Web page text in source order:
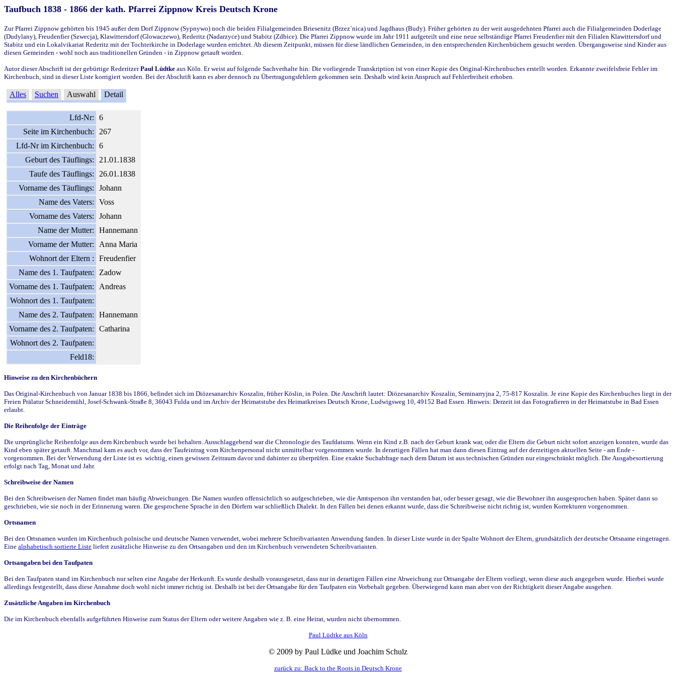
Taufbuch 1838 - 1866 der kath. Pfarrei Zippnow Kreis Deutsch Krone
Zur Pfarrei Zippnow gehörten bis 1945 außer dem Dorf Zippnow (Sypnywo) noch die beiden Filialgemeinden Briesenitz (Brzez`nica) und Jagdhaus (Budy). Früher gehörten zu der weit ausgedehnten Pfarrei auch die Filialgemeinden Doderlage
(Dudylany), Freudenfier (Szwecja), Klawittersdorf (Glowaczewo), Rederitz (Nadarzyce) und Stabitz (Zdbice). Die Pfarrei Zippnow wurde im Jahr 1911 aufgeteilt und eine neue selbständige Pfarrei Freudenfier mit den Filialen Klawittersdorf und
Stabitz und ein Lokalvikariat Rederitz mit der Tochterkirche in Doderlage wurden errichtet. Ab diesem Zeitpunkt, müssen für diese ländlichen Gemeinden, in den entsprechenden Kirchenbüchern gesucht werden. Übergangsweise sind Kinder aus
diesen Gemeinden - wohl noch aus traditionellen Gründen - in Zippnow getauft worden.
Autor dieser Abschrift ist der gebürtige RederitzerPaul Lüdtke aus Köln. Er weist auf folgende Sachverhalte hin: Die vorliegende Transkription ist von einer Kopie des Original-Kirchenbuches erstellt worden. Erkannte zweifelsfreie Fehler im
Kirchenbuch, sind in dieser Liste korrigiert worden. Bei der Abschrift kann es aber dennoch zu Übertragungsfehlern gekommen sein. Deshalb wird kein Anspruch auf Fehlerfreiheit erhoben.
Alles Suchen Auswahl Detail
Lfd-Nr:
6
Seite im Kirchenbuch:
267
Lfd-Nr im Kirchenbuch:
6
Geburt des Täuflings:
21.01.1838
Taufe des Täuflings:
26.01.1838
Vorname des Täuflings:
Johann
Name des Vaters:
Voss
Vorname des Vaters:
Johann
Name der Mutter:
Hannemann
Vorname der Mutter:
Anna Maria
Wohnort der Eltern :
Freudenfier
Name des 1. Taufpaten:
Zadow
Vorname des 1. Taufpaten:
Andreas
Wohnort des 1. Taufpaten:
Name des 2. Taufpaten:
Hannemann
Vorname des 2. Taufpaten:
Catharina
Wohnort des 2. Taufpaten:
Feld18:
Hinweise zu den Kirchenbüchern
Das Original-Kirchenbuch von Januar 1838 bis 1866, befindet sich im Diözesanarchiv Koszalin, früher Köslin, in Polen. Die Anschrift lautet: Diözesanarchiv Koszalin, Seminarryjna 2, 75-817 Koszalin. Je eine Kopie des Kirchenbuches liegt in der
Freien Prälatur Schneidemühl, Josef-Schwank-Straße 8, 36043 Fulda und im Archiv der Heimatstube des Heimatkreises Deutsch Krone, Ludwigsweg 10, 49152 Bad Essen. Hinweis: Derzeit ist das Fotografieren in der Heimatstube in Bad Essen
erlaubt.
Die Reihenfolge der Einträge
Die ursprüngliche Reihenfolge aus dem Kirchenbuch wurde bei behalten. Ausschlaggebend war die Chronologie des Taufdatums. Wenn ein Kind z.B. nach der Geburt krank war, oder die Eltern die Geburt nicht sofort anzeigen konnten, wurde das
Kind eben später getauft. Manchmal kam es auch vor, dass der Taufeintrag vom Kirchenpersonal nicht unmittelbar vorgenommen wurde. In derartigen Fällen hat man dann diesen Eintrag auf der derzeitigen aktuellen Seite - am Ende -
vorgenommen. Bei der Verwendung der Liste ist es wichtig, einen gewissen Zeitraum davor und dahinter zu überprüfen. Eine exakte Suchabfrage nach dem Datum ist aus technischen Gründen nur eingeschränkt möglich. Die Ausgabesortierung
erfolgt nach Tag, Monat und Jahr.
Schreibweise der Namen
Bei den Schreibweisen der Namen findet man häufig Abweichungen. Die Namen wurden offensichtlich so aufgeschrieben, wie die Amtsperson ihn verstanden hat, oder besser gesagt, wie die Bewohner ihn ausgesprochen haben. Später dann so
geschrieben, wie sie noch in der Erinnerung waren. Die gesprochene Sprache in den Dörfern war schließlich Dialekt. In den Fällen bei denen erkannt wurde, dass die Schreibweise nicht richtig ist, wurden Korrekturen vorgenommen.
Ortsnamen
Bei den Ortsnamen wurden im Kirchenbuch polnische und deutsche Namen verwendet, wobei mehrere Schreibvarianten Anwendung fanden. In dieser Liste wurde in der Spalte Wohnort der Eltern, grundsätzlich der deutsche Ortsname eingetragen.
Eine alphabetisch sortierte Liste liefert zusätzliche Hinweise zu den Ortsangaben und den im Kirchenbuch verwendeten Schreibvarianten.
Ortsangaben bei den Taufpaten
Bei den Taufpaten stand im Kirchenbuch nur selten eine Angabe der Herkunft. Es wurde deshalb vorausgesetzt, dass nur in derartigen Fällen eine Abweichung zur Ortsangabe der Eltern vorliegt, wenn diese auch angegeben wurde. Hierbei wurde
allerdings festgestellt, dass diese Annahme doch wohl nicht immer richtig ist. Deshalb ist bei der Ortsangabe für den Taufpaten ein Vorbehalt gegeben. Überwiegend kann man aber von der Richtigkeit dieser Angabe ausgehen.
Zusätzliche Angaben im Kirchenbuch
Die im Kirchenbuch ebenfalls aufgeführten Hinweise zum Status der Eltern oder weitere Angaben wie z. B. eine Heirat, wurden nicht übernommen.
Paul Lüdtke aus Köln
© 2009 by Paul Lüdke und Joachim Schulz
zurück zu: Back to the Roots in Deutsch Krone